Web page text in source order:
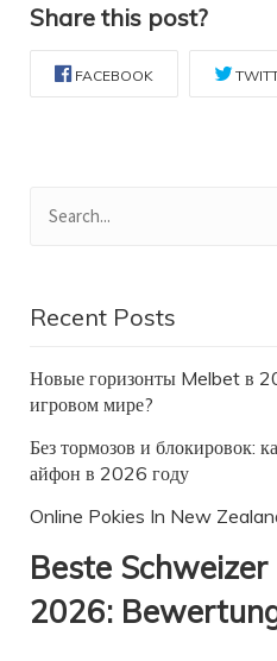
Share this post?
FACEBOOK
Recent Posts
Новые горизонты Melbet в
игровом мире?
Без тормозов и блокировок:
айфон в 2026 году
Online Pokies In New
Beste
2026: